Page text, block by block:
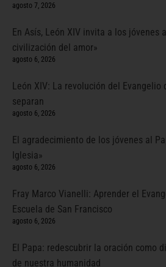
agosto 7, 2026
En Asís, León XIV invita a los jóvenes
civilización del amor»
agosto 6, 2026
León XIV: La revolución del Evangelio
separan
agosto 6, 2026
El agradecimiento de los jóvenes al
Iglesia»
agosto 6, 2026
Fray Marco Vianelli: Aprender el
Escuela de San Francisco
agosto 6, 2026
El Papa: redescubrir la oración como
de nuestra humanidad